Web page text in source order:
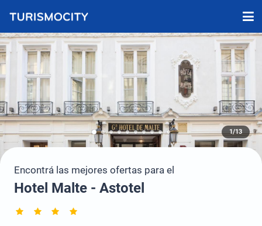
1/13
Encontrá las mejores ofertas para el
Hotel Malte - Astotel